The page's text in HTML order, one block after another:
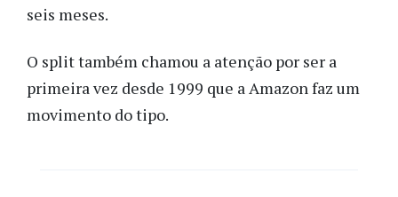
seis meses.
O split também chamou a atenção por ser a
primeira vez desde 1999 que a Amazon faz um
movimento do tipo.